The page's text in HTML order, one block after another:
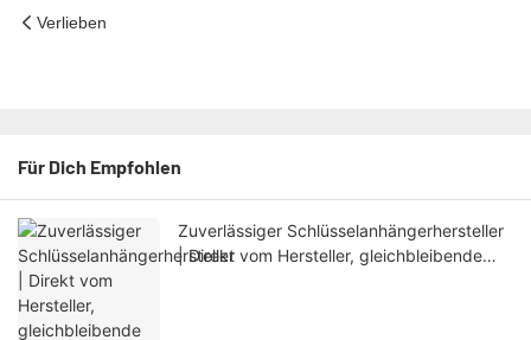
Verlieben
Für Dich Empfohlen
Zuverlässiger Schlüsselanhängerhersteller
| Direkt vom Hersteller, gleichbleibende